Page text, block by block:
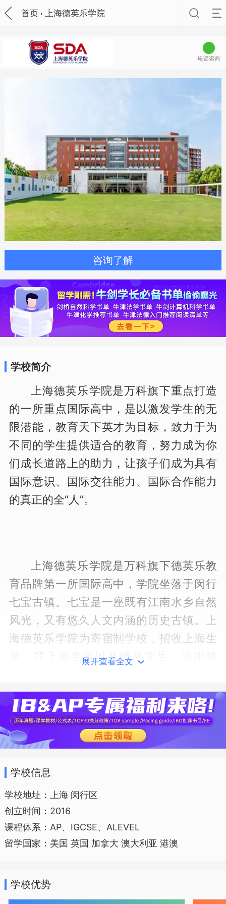
首页 上海德英乐学院
电话咨询
咨询了解
学校简介
上海德英乐学院是万科旗下重点打造
的一所重点国际高中，是以激发学生的无
限潜能，教育天下英才为目标，致力于为
不同的学生提供适合的教育，努力成为你
们成长道路上的助力，让孩子们成为具有
国际意识、国际交往能力、国际合作能力
的真正的全“人”。
上海德英乐学院是万科旗下德英乐教
育品牌第一所国际高中，学院坐落于闵行
七宝古镇。七宝是一座既有江南水乡自然
风光，又有悠久人文内涵的历史古镇。 上
海德英乐学院为寄宿制学校，招收上海生
源、非上海生源以及境外学生。采用独
+ AP 双 A 课程体系。学院致力于培养学生
的认知能力、人际交往能力与内在能力，
让学生能够主动学习、热爱学习，强
调“人”的成长，并为学生的升学做了全面的
规划。课程设计兼顾全面和个性，注重匹
估体系，引入基于 TOK/IPQ 的“探路者”课
程。
展开查看全文
学校信息
学校地址：上海 闵行区
创立时间：2016
课程体系：AP、IGCSE、ALEVEL
留学国家：美国 英国 加拿大 澳大利亚 港澳
学校优势